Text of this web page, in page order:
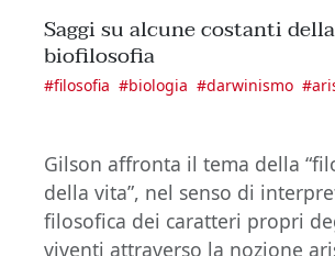
Saggi su alcune costanti della
biofilosofia
#filosofia #biologia #darwinismo #
Gilson affronta il tema della
della vita”, nel senso di
filosofica dei caratteri propri
viventi attraverso la nozione